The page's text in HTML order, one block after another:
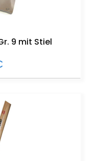
9 mit Stiel